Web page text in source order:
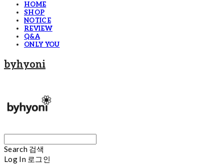
HOME
SHOP
NOTICE
REVIEW
Q&A
ONLY YOU
byhyoni
Search 검색
Log In 로그인